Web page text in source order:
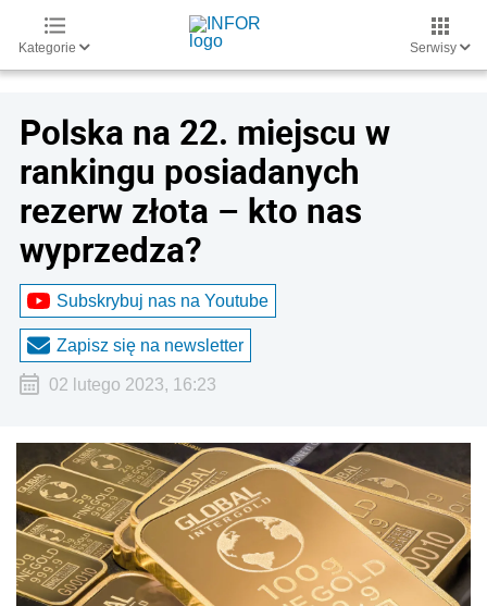
Kategorie Serwisy
Polska na 22. miejscu w
rankingu posiadanych
rezerw złota – kto nas
wyprzedza?
Subskrybuj nas na Youtube
Zapisz się na newsletter
02 lutego 2023, 16:23